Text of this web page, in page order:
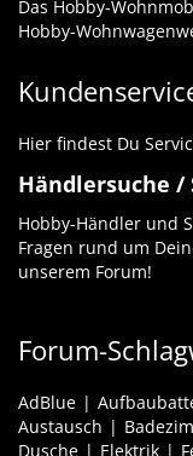
Das Hobby-
Hobby-
Hier findest Du
Händlersuche
Hobby-Händler und
Fragen rund um
unserem Forum!
Forum-
AdBlue
Austausch
Dusche
Elektrik